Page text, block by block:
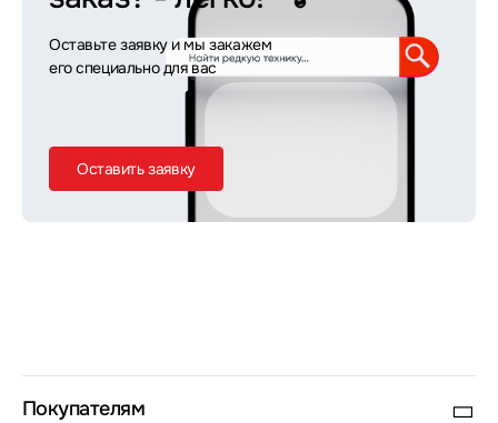
Оставьте заявку и мы закажем
его специально для вас
Оставить заявку
Покупателям